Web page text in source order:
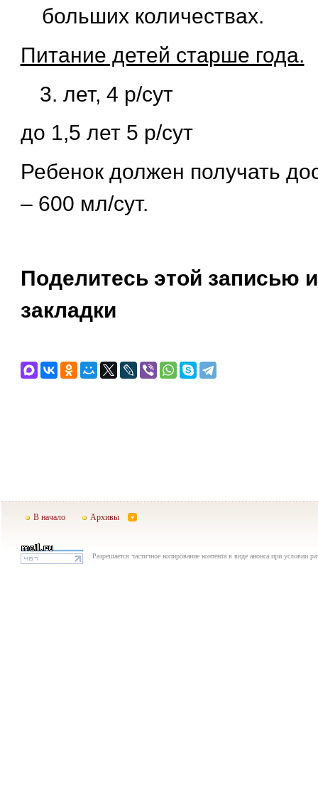
больших количествах.
Питание детей старше года.
лет, 4 р/сут
до 1,5 лет 5 р/сут
Ребенок должен получать
– 600 мл/сут.
Поделитесь этой записью
закладки
В начало Архивы
Разрешается частичное копирование контента в виде анонса при условии